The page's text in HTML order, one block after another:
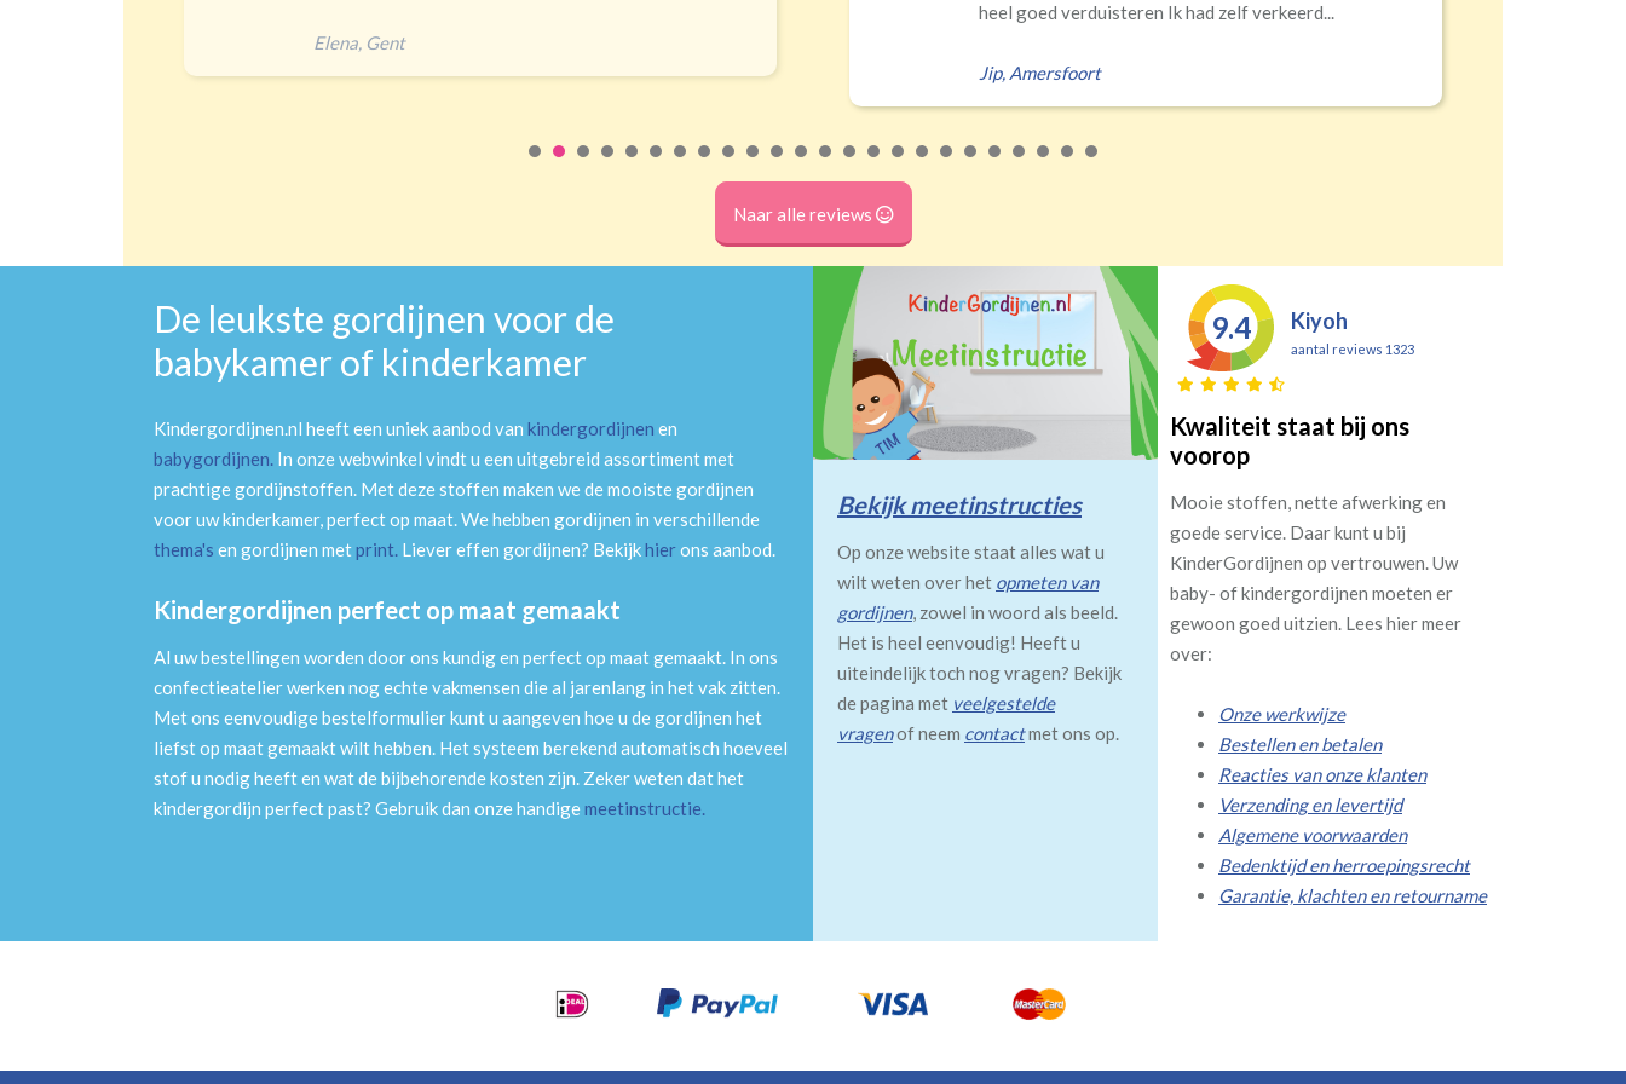
heel goed verduisteren Ik had zelf verkeerd...
Jip,Amersfoort
Naar alle reviews
De leukste gordijnen voor de
babykamer of kinderkamer
Kindergordijnen.nl heeft een uniek aanbod van kindergordijnen en
babygordijnen. In onze webwinkel vindt u een uitgebreid assortiment met
prachtige gordijnstoffen. Met deze stoffen maken we de mooiste gordijnen
voor uw kinderkamer, perfect op maat. We hebben gordijnen in verschillende
thema's en gordijnen metprint. Liever effen gordijnen? Bekijkhierons aanbod.
Kindergordijnen perfect op maat gemaakt
Al uw bestellingen worden door ons kundig en perfect op maat gemaakt. In ons
confectieatelier werken nog echte vakmensen die al jarenlang in het vak zitten.
Met ons eenvoudige bestelformulier kunt u aangeven hoe u de gordijnen het
liefst op maat gemaakt wilt hebben. Het systeem berekend automatisch hoeveel
stof u nodig heeft en wat de bijbehorende kosten zijn. Zeker weten dat het
kindergordijn perfect past? Gebruik dan onze handigemeetinstructie.
Bekijk meetinstructies
Op onze website staat alles wat u
wilt weten over het opmeten van
gordijnen, zowel in woord als beeld.
Het is heel eenvoudig! Heeft u
uiteindelijk toch nog vragen? Bekijk
de pagina met veelgestelde
vragenof neem contactmet ons op.
9.4 Kiyoh
aantal reviews 1323
Kwaliteit staat bij ons
voorop
Mooie stoffen, nette afwerking en
goede service. Daar kunt u bij
KinderGordijnen op vertrouwen. Uw
baby- of kindergordijnen moeten er
gewoon goed uitzien. Lees hier meer
over:
Onze werkwijze
Bestellen en betalen
Reacties van onze klanten
Verzending en levertijd
Algemene voorwaarden
Bedenktijd en herroepingsrecht
Garantie, klachten en retourname